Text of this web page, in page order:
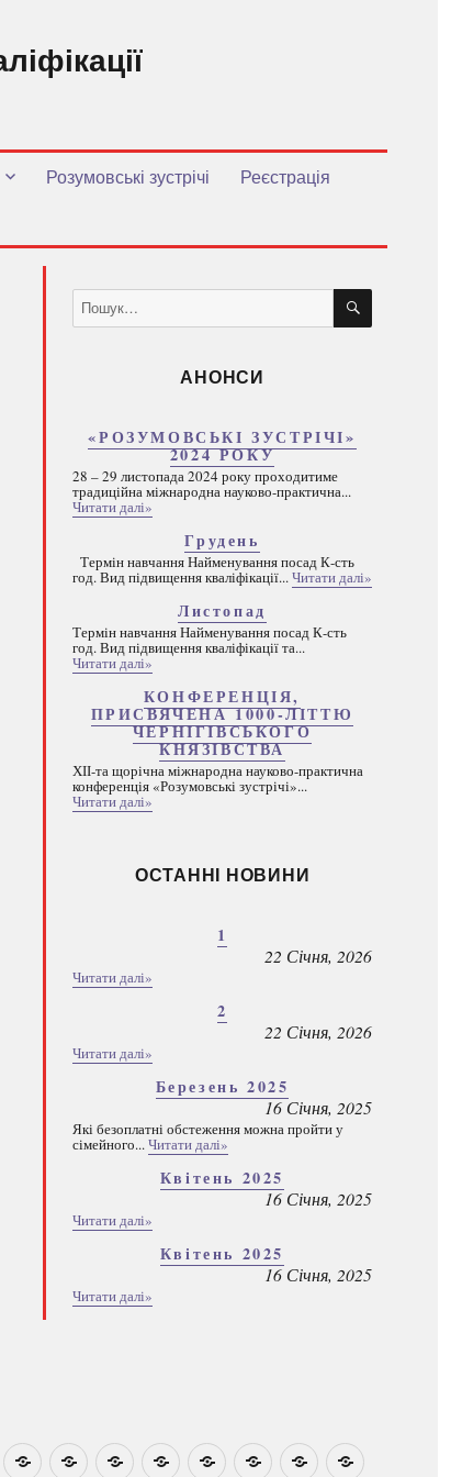
Розумовські зустрічі
Реєстрація
Пошук
за
ШУКАТИ
АНОНСИ
«РОЗУМОВСЬКІ ЗУСТРІЧІ»
2024 РОКУ
28 – 29 листопада 2024 року проходитиме
традиційна міжнародна науково-практична...
Читати далі»
Грудень
Термін навчання Найменування посад К-сть
год. Вид підвищення кваліфікації...Читати далі»
Листопад
Термін навчання Найменування посад К-сть
год. Вид підвищення кваліфікації та...
Читати далі»
КОНФЕРЕНЦІЯ,
ПРИСВЯЧЕНА 1000-ЛІТТЮ
ЧЕРНІГІВСЬКОГО
КНЯЗІВСТВА
ХІІ-та щорічна міжнародна науково-практична
конференція «Розумовські зустрічі»...
Читати далі»
ОСТАННІ НОВИНИ
1
22 Січня, 2026
Читати далі»
2
22 Січня, 2026
Читати далі»
Березень 2025
16 Січня, 2025
Які безоплатні обстеження можна пройти у
сімейного...Читати далі»
Квітень 2025
16 Січня, 2025
Читати далі»
Квітень 2025
16 Січня, 2025
Читати далі»
Ми
Звіти Про
План Розумовські
Реєстрація
КаталогЯкі